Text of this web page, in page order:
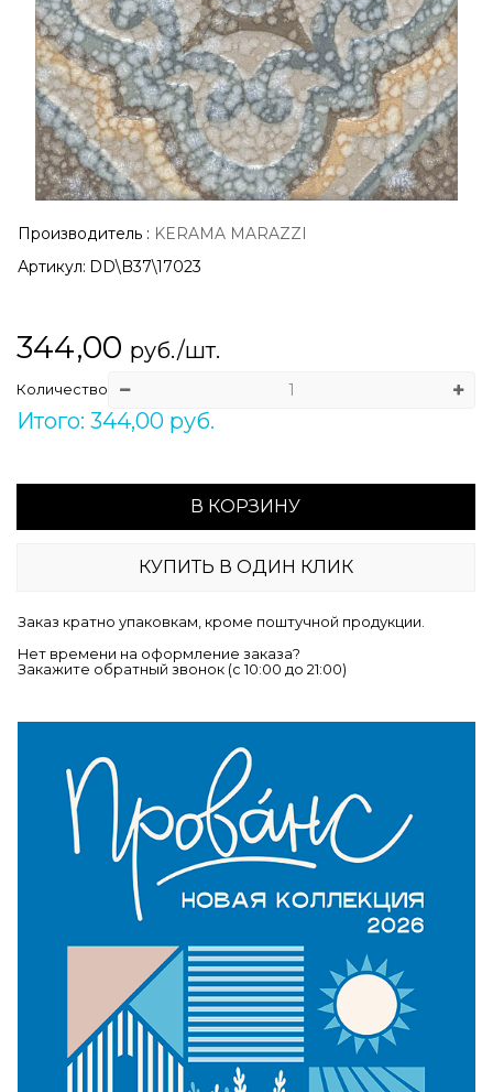
Производитель : KERAMA MARAZZI
Артикул: DD\B37\17023
344,00 руб./шт.
Количество
Итого: 344,00 руб.
В КОРЗИНУ
КУПИТЬ В ОДИН КЛИК
Заказ кратно упаковкам, кроме поштучной продукции.
Нет времени на оформление заказа?
Закажите обратный звонок (c 10:00 до 21:00)